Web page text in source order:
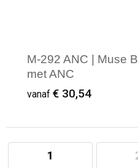
M-292 ANC | Muse
met ANC
vanaf € 30,54
Minimale afname:
1